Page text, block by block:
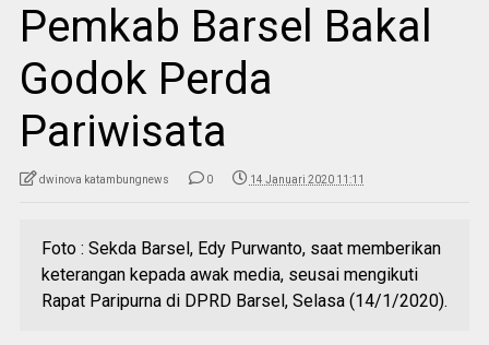
Pemkab Barsel Bakal
Godok Perda
Pariwisata
dwinova katambungnews 0 14 Januari 2020 11:11
Foto : Sekda Barsel, Edy Purwanto, saat memberikan
keterangan kepada awak media, seusai mengikuti
Rapat Paripurna di DPRD Barsel, Selasa (14/1/2020).